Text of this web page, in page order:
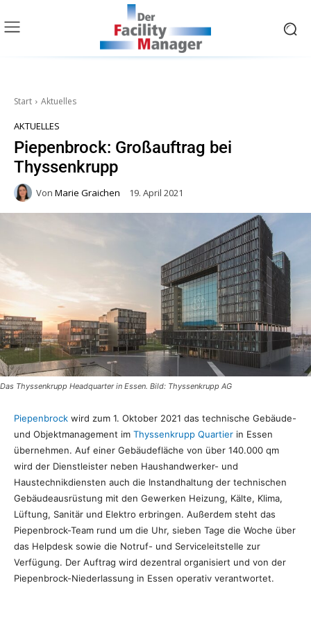
Start Aktuelles
AKTUELLES
Piepenbrock: Großauftrag bei
Thyssenkrupp
Von Marie Graichen 19. April 2021
Das Thyssenkrupp Headquarter in Essen. Bild: Thyssenkrupp AG
Piepenbrock wird zum 1. Oktober 2021 das technische Gebäude-
und Objektmanagement im Thyssenkrupp Quartier in Essen
übernehmen. Auf einer Gebäudefläche von über 140.000 qm
wird der Dienstleister neben Haushandwerker- und
Haustechnikdiensten auch die Instandhaltung der technischen
Gebäudeausrüstung mit den Gewerken Heizung, Kälte, Klima,
Lüftung, Sanitär und Elektro erbringen. Außerdem steht das
Piepenbrock-Team rund um die Uhr, sieben Tage die Woche über
das Helpdesk sowie die Notruf- und Serviceleitstelle zur
Verfügung. Der Auftrag wird dezentral organisiert und von der
Piepenbrock-Niederlassung in Essen operativ verantwortet.